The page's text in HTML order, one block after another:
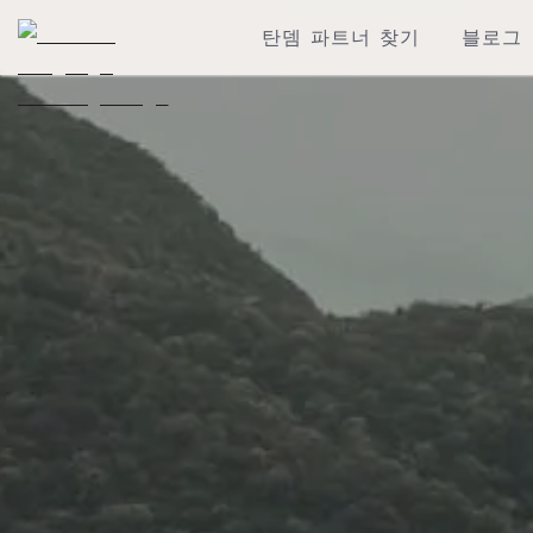
탄뎀 파트너 찾기 블로그